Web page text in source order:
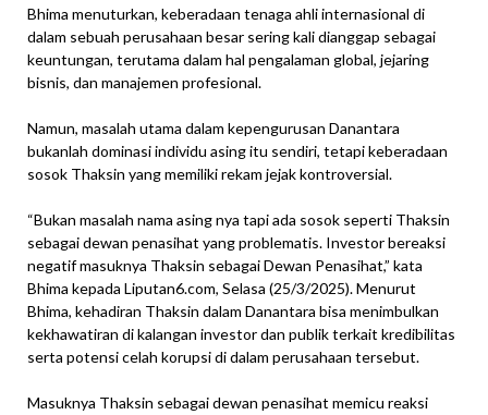
Bhima menuturkan, keberadaan tenaga ahli internasional di
dalam sebuah perusahaan besar sering kali dianggap sebagai
keuntungan, terutama dalam hal pengalaman global, jejaring
bisnis, dan manajemen profesional.
Namun, masalah utama dalam kepengurusan Danantara
bukanlah dominasi individu asing itu sendiri, tetapi keberadaan
sosok Thaksin yang memiliki rekam jejak kontroversial.
“Bukan masalah nama asing nya tapi ada sosok seperti Thaksin
sebagai dewan penasihat yang problematis. Investor bereaksi
negatif masuknya Thaksin sebagai Dewan Penasihat,” kata
Bhima kepada Liputan6.com, Selasa (25/3/2025). Menurut
Bhima, kehadiran Thaksin dalam Danantara bisa menimbulkan
kekhawatiran di kalangan investor dan publik terkait kredibilitas
serta potensi celah korupsi di dalam perusahaan tersebut.
Masuknya Thaksin sebagai dewan penasihat memicu reaksi